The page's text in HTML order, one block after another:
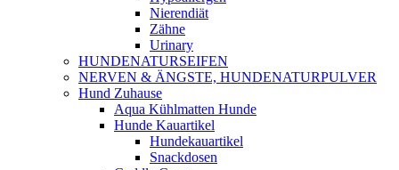
Nierendiät
Zähne
Urinary
HUNDENATURSEIFEN
NERVEN & ÄNGSTE, HUNDENATURPULVER
Hund Zuhause
Aqua Kühlmatten Hunde
Hunde Kauartikel
Hundekauartikel
Snackdosen